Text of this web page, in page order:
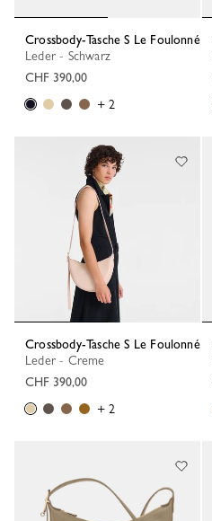
Crossbody-Tasche S Le Foulonné
Leder - Schwarz
CHF 390,00
+ 2
Crossbody-Tasche S Le Foulonné
Leder - Creme
CHF 390,00
+ 2